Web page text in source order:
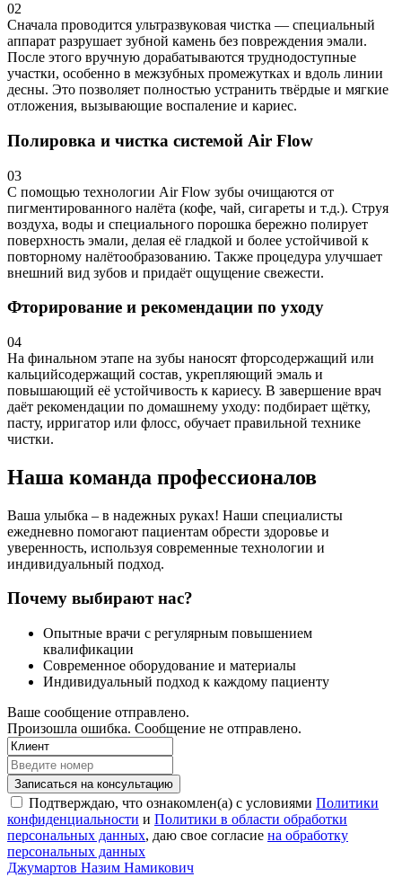
02
Сначала проводится ультразвуковая чистка — специальный
аппарат разрушает зубной камень без повреждения эмали.
После этого вручную дорабатываются труднодоступные
участки, особенно в межзубных промежутках и вдоль линии
десны. Это позволяет полностью устранить твёрдые и мягкие
отложения, вызывающие воспаление и кариес.
Полировка и чистка системой Air Flow
03
С помощью технологии Air Flow зубы очищаются от
пигментированного налёта (кофе, чай, сигареты и т.д.). Струя
воздуха, воды и специального порошка бережно полирует
поверхность эмали, делая её гладкой и более устойчивой к
повторному налётообразованию. Также процедура улучшает
внешний вид зубов и придаёт ощущение свежести.
Фторирование и рекомендации по уходу
04
На финальном этапе на зубы наносят фторсодержащий или
кальцийсодержащий состав, укрепляющий эмаль и
повышающий её устойчивость к кариесу. В завершение врач
даёт рекомендации по домашнему уходу: подбирает щётку,
пасту, ирригатор или флосс, обучает правильной технике
чистки.
Наша команда профессионалов
Ваша улыбка – в надежных руках! Наши специалисты
ежедневно помогают пациентам обрести здоровье и
уверенность, используя современные технологии и
индивидуальный подход.
Почему выбирают нас?
Опытные врачи с регулярным повышением
квалификации
Современное оборудование и материалы
Индивидуальный подход к каждому пациенту
Ваше сообщение отправлено.
Произошла ошибка. Сообщение не отправлено.
Записаться на консультацию
Подтверждаю, что ознакомлен(а) с условиями Политики
конфиденциальности и Политики в области обработки
персональных данных, даю свое согласие на обработку
персональных данных
Джумартов Назим Намикович